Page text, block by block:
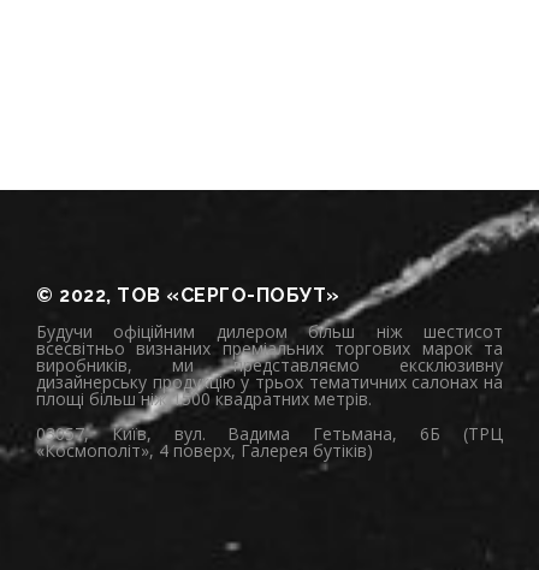
© 2022, ТОВ «СЕРГО-ПОБУТ»
Будучи офіційним дилером більш ніж шестисот
всесвітньо визнаних преміальних торгових марок та
виробників, ми представляємо ексклюзивну
дизайнерську продукцію у трьох тематичних салонах на
площі більш ніж 1500 квадратних метрів.
03057, Київ, вул. Вадима Гетьмана, 6Б (ТРЦ
«Космополіт», 4 поверх, Галерея бутіків)